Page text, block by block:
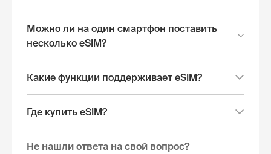
Можно ли на один смартфон поставить
несколько eSIM?
Какие функции поддерживает eSIM?
Где купить eSIM?
Не нашли ответа на свой вопрос?